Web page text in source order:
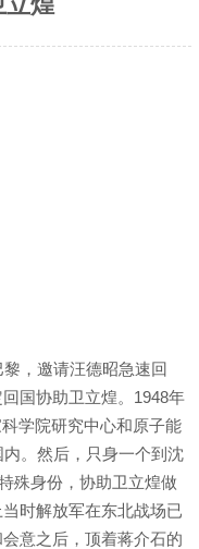
，邀请汪德昭急速回
国协助卫立煌。1948年
学院研究中心和原子能
。然后，只身一个到沈
殊身份，协助卫立煌做
时解放军在东北战场已
意之后，顶着蒋介石的